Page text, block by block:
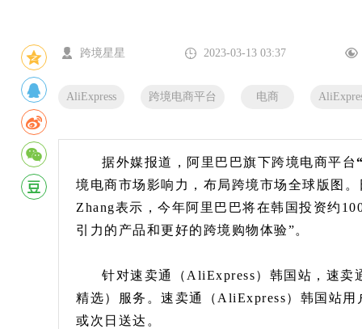
跨境星星 2023-03-13 03:37
AliExpress 跨境电商平台 电商
据外媒报道，阿里巴巴旗下跨境电商平台
境电商市场影响力，布局跨境市场全球版图
Zhang表示，今年阿里巴巴将在韩国投资约
引力的产品和更好的跨境购物体验”。
针对速卖通（AliExpress）韩国站，速卖
精选）服务。速卖通（AliExpress）韩国站
或次日送达。